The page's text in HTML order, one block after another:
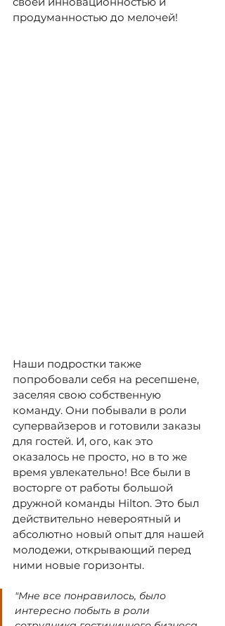
продуманностью до мелочей!
Наши подростки также
попробовали себя на ресепшене,
заселяя свою собственную
команду. Они побывали в роли
супервайзеров и готовили заказы
для гостей. И, ого, как это
оказалось не просто, но в то же
время увлекательно! Все были в
восторге от работы большой
дружной команды Hilton. Это был
действительно невероятный и
абсолютно новый опыт для нашей
молодежи, открывающий перед
ними новые горизонты.
"Мне все понравилось, было
интересно побыть в роли